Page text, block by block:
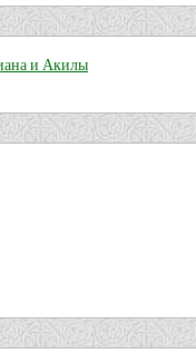
и Акилы